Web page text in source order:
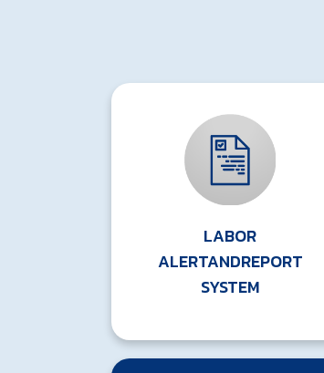
LABOR
ALERTANDREPORT
SYSTEM